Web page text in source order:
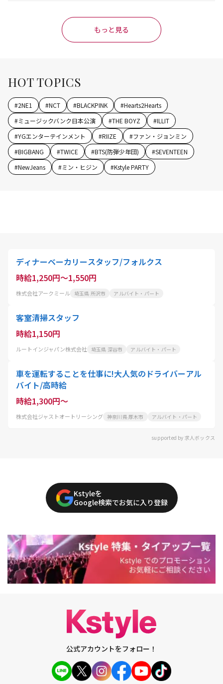
もっと見る
HOT TOPICS
#2NE1 #NCT #BLACKPINK #Hearts2Hearts
#ミュージックバンク日本公演 #THE BOYZ #ILLIT
#YGエンターテインメント #RIIZE #ファン・ジョンミン
#BIGBANG #TWICE #BTS(防弾少年団) #SEVENTEEN
#NewJeans #ミン・ヒジン #Kstyle PARTY
ディナーベーカリースタッフ/フォルクス
時給1,250円～1,550円
株式会社アークミール 埼玉県 所沢市 アルバイト・パート
客室清掃スタッフ
時給1,150円
ルートインジャパン株式会社 埼玉県 深谷市 アルバイト・パート
車を運転することを仕事に!大人気のドライバーアル
バイト/高時給
時給1,300円～
株式会社ジャストオートリーシング 神奈川県 厚木市 アルバイト・パート
supported by 求人ボックス
Kstyleを
Google検索でお気に入り登録
公式アカウントをフォロー！